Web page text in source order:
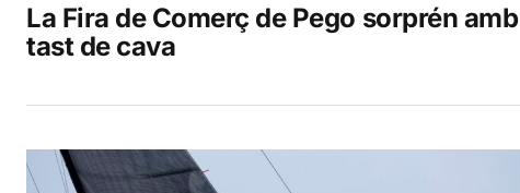
La Fira de Comerç de Pego sorprén amb
tast de cava